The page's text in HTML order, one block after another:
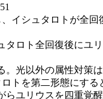
イシュタロトが全
ロト全回復後にユ
。光以外の属性対策
トを第二形態にす
ユリウスを四重覚